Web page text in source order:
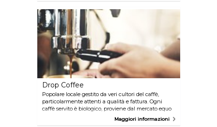
quanto riguarda torte e pasticcini e i panini dolci
alla crema di Quaresima rientrano ogni anno
nell'elenco dei "Best of" della città.
Drop Coffee
Popolare locale gestito da veri cultori del caffè,
particolarmente attenti a qualità e fattura. Ogni
caffè servito è biologico, proviene dal mercato equo
e solidale ed è tostato nella torrefazione di proprietà,
la quale vanta una serie di premi tra cui la Barista
Maggiori informazioni